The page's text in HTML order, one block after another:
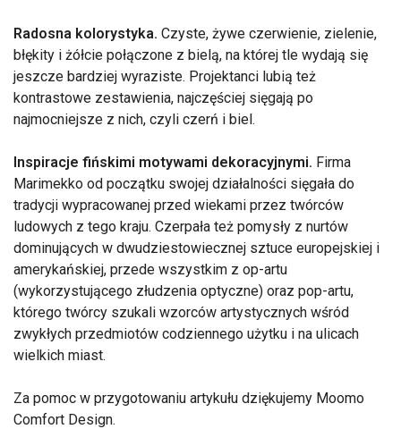
Radosna kolorystyka. Czyste, żywe czerwienie, zielenie,
błękity i żółcie połączone z bielą, na której tle wydają się
jeszcze bardziej wyraziste. Projektanci lubią też
kontrastowe zestawienia, najczęściej sięgają po
najmocniejsze z nich, czyli czerń i biel.
Inspiracje fińskimi motywami dekoracyjnymi. Firma
Marimekko od początku swojej działalności sięgała do
tradycji wypracowanej przed wiekami przez twórców
ludowych z tego kraju. Czerpała też pomysły z nurtów
dominujących w dwudziestowiecznej sztuce europejskiej i
amerykańskiej, przede wszystkim z op-artu
(wykorzystującego złudzenia optyczne) oraz pop-artu,
którego twórcy szukali wzorców artystycznych wśród
zwykłych przedmiotów codziennego użytku i na ulicach
wielkich miast.
Za pomoc w przygotowaniu artykułu dziękujemy Moomo
Comfort Design.